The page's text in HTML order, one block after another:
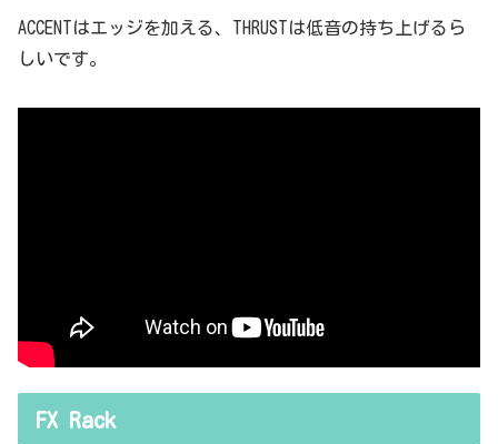
ACCENTはエッジを加える、THRUSTは低音の持ち上げるら
しいです。
FX Rack